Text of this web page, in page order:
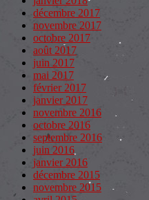
décembre 2017
novembre 2017
octobre 2017
août 2017
juin 2017
mai 2017
février 2017
janvier 2017
novembre 2016
octobre 2016
septembre 2016
juin 2016
janvier 2016
décembre 2015
novembre 2015